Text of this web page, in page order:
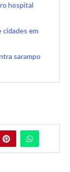
hospital
cidades em
sarampo